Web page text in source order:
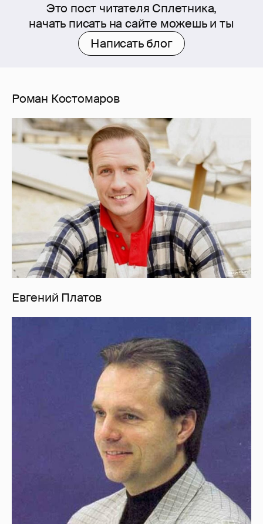
Это пост читателя Сплетника,
начать писать на сайте можешь и ты
Написать блог
Роман Костомаров
Евгений Платов